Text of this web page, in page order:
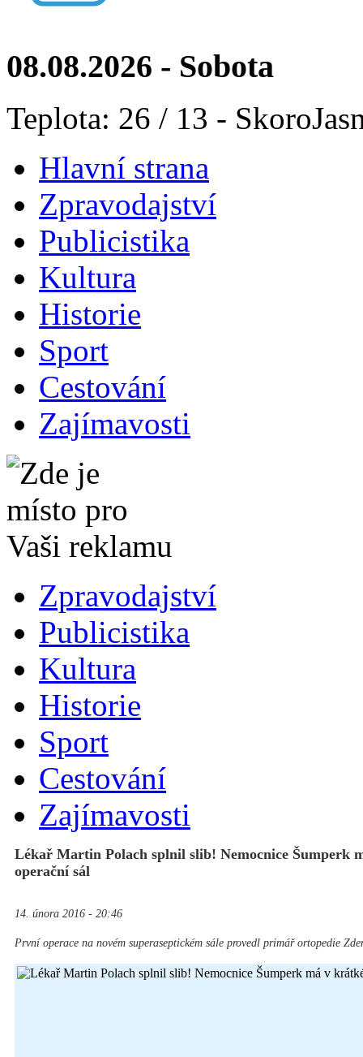
08.08.2026 - Sobota
Teplota: 26 / 13 -
Hlavní strana
Zpravodajství
Publicistika
Kultura
Historie
Sport
Cestování
Zajímavosti
Zpravodajství
Publicistika
Kultura
Historie
Sport
Cestování
Zajímavosti
Lékař Martin Polach splnil slib! Nemocnice Šumperk
operační sál
14. února 2016 - 20:46
První operace na novém superaseptickém sále provedl primář ortopedie